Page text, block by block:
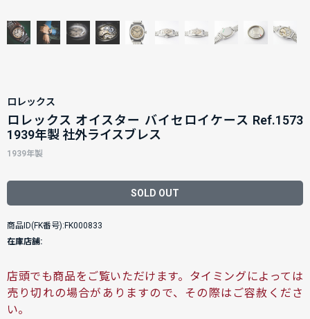
ロレックス
ロレックス オイスター バイセロイケース Ref.1573
1939年製 社外ライスブレス
1939年製
SOLD OUT
商品ID(FK番号):FK000833
在庫店舗:
店頭でも商品をご覧いただけます。タイミングによっては
売り切れの場合がありますので、その際はご容赦くださ
い。